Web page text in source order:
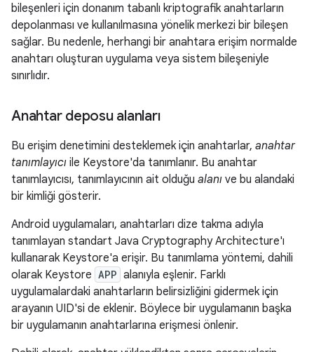
bileşenleri için donanım tabanlı kriptografik anahtarların
depolanması ve kullanılmasına yönelik merkezi bir bileşen
sağlar. Bu nedenle, herhangi bir anahtara erişim normalde
anahtarı oluşturan uygulama veya sistem bileşeniyle
sınırlıdır.
Anahtar deposu alanları
Bu erişim denetimini desteklemek için anahtarlar, anahtar
tanımlayıcı ile Keystore'da tanımlanır. Bu anahtar
tanımlayıcısı, tanımlayıcının ait olduğu alanı ve bu alandaki
bir kimliği gösterir.
Android uygulamaları, anahtarları dize takma adıyla
tanımlayan standart Java Cryptography Architecture'ı
kullanarak Keystore'a erişir. Bu tanımlama yöntemi, dahili
olarak Keystore APP alanıyla eşlenir. Farklı
uygulamalardaki anahtarların belirsizliğini gidermek için
arayanın UID'si de eklenir. Böylece bir uygulamanın başka
bir uygulamanın anahtarlarına erişmesi önlenir.